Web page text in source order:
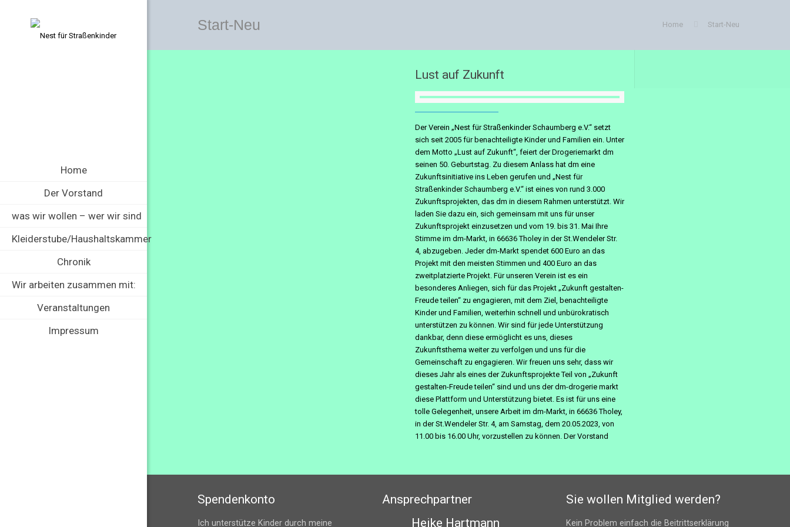
Home
Der Vorstand
was wir wollen – wer wir sind
Kleiderstube/Haushaltskammer
Chronik
Wir arbeiten zusammen mit:
Veranstaltungen
Impressum
Start-Neu Home Start-Neu
Lust auf Zukunft
Der Verein „Nest für Straßenkinder Schaumberg e.V.“ setzt
sich seit 2005 für benachteiligte Kinder und Familien ein. Unter
dem Motto „Lust auf Zukunft“, feiert der Drogeriemarkt dm
seinen 50. Geburtstag. Zu diesem Anlass hat dm eine
Zukunftsinitiative ins Leben gerufen und „Nest für
Straßenkinder Schaumberg e.V.“ ist eines von rund 3.000
Zukunftsprojekten, das dm in diesem Rahmen unterstützt. Wir
laden Sie dazu ein, sich gemeinsam mit uns für unser
Zukunftsprojekt einzusetzen und vom 19. bis 31. Mai Ihre
Stimme im dm-Markt, in 66636 Tholey in der St.Wendeler Str.
4, abzugeben. Jeder dm-Markt spendet 600 Euro an das
Projekt mit den meisten Stimmen und 400 Euro an das
zweitplatzierte Projekt. Für unseren Verein ist es ein
besonderes Anliegen, sich für das Projekt „Zukunft gestalten-
Freude teilen“ zu engagieren, mit dem Ziel, benachteiligte
Kinder und Familien, weiterhin schnell und unbürokratisch
unterstützen zu können. Wir sind für jede Unterstützung
dankbar, denn diese ermöglicht es uns, dieses
Zukunftsthema weiter zu verfolgen und uns für die
Gemeinschaft zu engagieren. Wir freuen uns sehr, dass wir
dieses Jahr als eines der Zukunftsprojekte Teil von „Zukunft
gestalten-Freude teilen“ sind und uns der dm-drogerie markt
diese Plattform und Unterstützung bietet. Es ist für uns eine
tolle Gelegenheit, unsere Arbeit im dm-Markt, in 66636 Tholey,
in der St.Wendeler Str. 4, am Samstag, dem 20.05.2023, von
11.00 bis 16.00 Uhr, vorzustellen zu können. Der Vorstand
Spendenkonto
Ich unterstütze Kinder durch meine
Ansprechpartner
Heike Hartmann
Sie wollen Mitglied werden?
Kein Problem einfach die Beitrittserklärung